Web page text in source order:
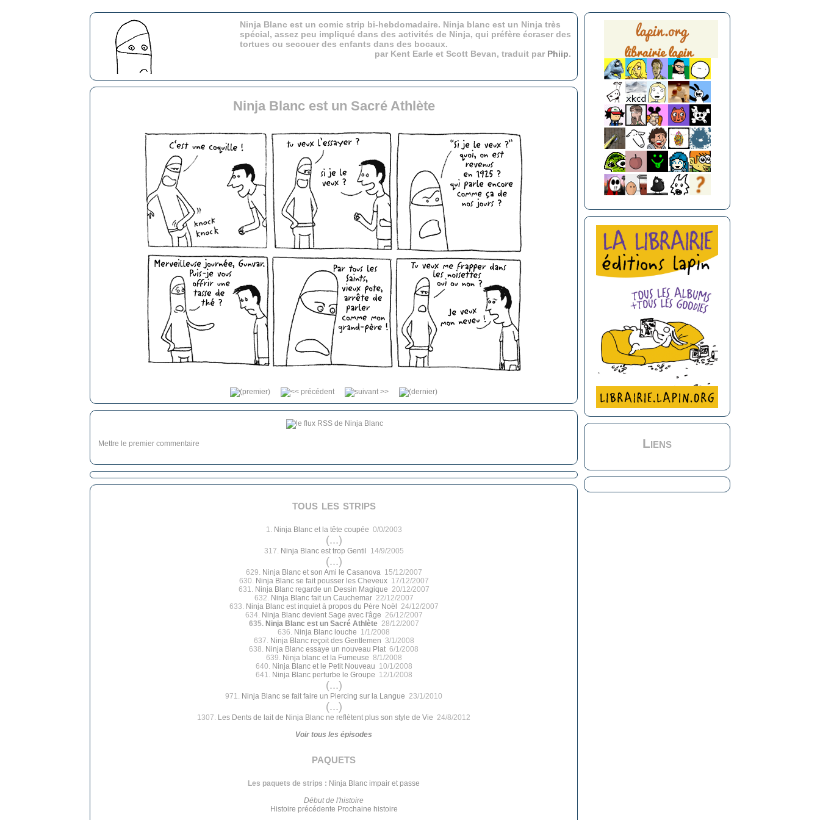
Ninja Blanc est un comic strip bi-hebdomadaire. Ninja blanc est un Ninja très
spécial, assez peu impliqué dans des activités de Ninja, qui préfère écraser des
tortues ou secouer des enfants dans des bocaux.
par Kent Earle et Scott Bevan, traduit par Phiip.
Ninja Blanc est un Sacré Athlète
Mettre le premier commentaire
tous les strips
1. Ninja Blanc et la tête coupée 0/0/2003
(...)
317. Ninja Blanc est trop Gentil 14/9/2005
(...)
629. Ninja Blanc et son Ami le Casanova 15/12/2007
630. Ninja Blanc se fait pousser les Cheveux17/12/2007
631.
Ninja Blanc regarde un Dessin Magique 20/12/2007
632. Ninja Blanc fait un Cauchemar22/12/2007
633. Ninja Blanc est inquiet à propos du Père Noël 24/12/2007
634. Ninja Blanc devient Sage avec l'âge 26/12/2007
635. Ninja Blanc est un Sacré Athlète 28/12/2007
636. Ninja Blanc louche 1/1/2008
637. Ninja Blanc reçoit des Gentlemen 3/1/2008
638. Ninja Blanc essaye un nouveau Plat 6/1/2008
639. Ninja blanc et la Fumeuse 8/1/2008
640. Ninja Blanc et le Petit Nouveau 10/1/2008
641.
Ninja Blanc perturbe le Groupe 12/1/2008
(...)
971. Ninja Blanc se fait faire un Piercing sur la Langue 23/1/2010
(...)
1307. Les Dents de lait de Ninja Blanc ne reflètent plus son style de Vie 24/8/2012
Voir tous les épisodes
paquets
Les paquets de strips : Ninja Blanc impair et passe
Début de l'histoire
Histoire précédente Prochaine histoire
Liens